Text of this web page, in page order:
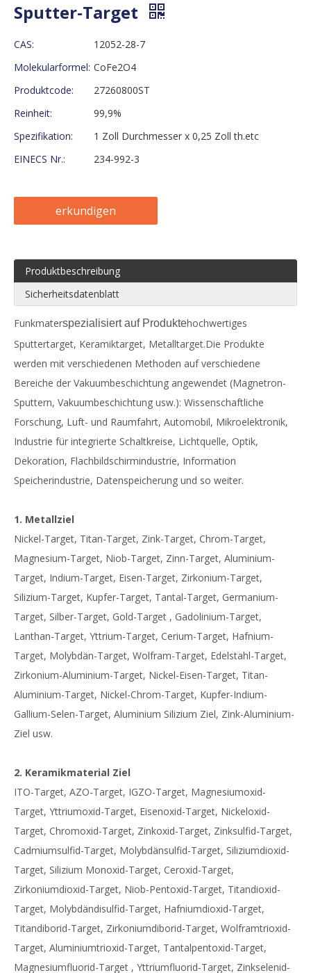
Sputter-Target
CAS:
12052-28-7
Molekularformel: CoFe2O4
Produktcode:
27260800ST
Reinheit:
99,9%
Spezifikation:
1 Zoll Durchmesser x 0,25 Zoll th.etc
EINECS Nr.:
234-992-3
erkundigen
Produktbeschreibung
Sicherheitsdatenblatt
Funkmaterspezialisiert auf Produktehochwertiges
Sputtertarget, Keramiktarget, Metalltarget.Die Produkte
werden mit verschiedenen Methoden auf verschiedene
Bereiche der Vakuumbeschichtung angewendet (Magnetron-
Sputtern, Vakuumbeschichtung usw.): Wissenschaftliche
Forschung, Luft- und Raumfahrt, Automobil, Mikroelektronik,
Industrie für integrierte Schaltkreise, Lichtquelle, Optik,
Dekoration, Flachbildschirmindustrie, Information
Speicherindustrie, Datenspeicherung und so weiter.
1. Metallziel
Nickel-Target, Titan-Target, Zink-Target, Chrom-Target,
Magnesium-Target, Niob-Target, Zinn-Target, Aluminium-
Target, Indium-Target, Eisen-Target, Zirkonium-Target,
Silizium-Target, Kupfer-Target, Tantal-Target, Germanium-
Target, Silber-Target, Gold-Target , Gadolinium-Target,
Lanthan-Target, Yttrium-Target, Cerium-Target, Hafnium-
Target, Molybdän-Target, Wolfram-Target, Edelstahl-Target,
Zirkonium-Aluminium-Target, Nickel-Eisen-Target, Titan-
Aluminium-Target, Nickel-Chrom-Target, Kupfer-Indium-
Gallium-Selen-Target, Aluminium Silizium Ziel, Zink-Aluminium-
Ziel usw.
2. Keramikmaterial Ziel
ITO-Target, AZO-Target, IGZO-Target, Magnesiumoxid-
Target, Yttriumoxid-Target, Eisenoxid-Target, Nickeloxid-
Target, Chromoxid-Target, Zinkoxid-Target, Zinksulfid-Target,
Cadmiumsulfid-Target, Molybdänsulfid-Target, Siliziumdioxid-
Target, Silizium Monoxid-Target, Ceroxid-Target,
Zirkoniumdioxid-Target, Niob-Pentoxid-Target, Titandioxid-
Target, Molybdändisulfid-Target, Hafniumdioxid-Target,
Titandiborid-Target, Zirkoniumdiborid-Target, Wolframtrioxid-
Target, Aluminiumtrioxid-Target, Tantalpentoxid-Target,
Magnesiumfluorid-Target , Yttriumfluorid-Target, Zinkselenid-